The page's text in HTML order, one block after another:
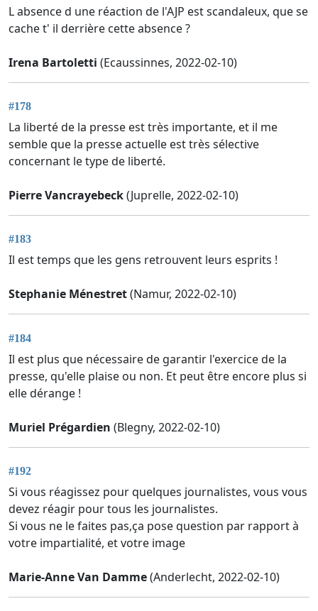
L absence d une réaction de l'AJP est scandaleux, que se
cache t' il derrière cette absence ?
Irena Bartoletti (Ecaussinnes, 2022-02-10)
#178
La liberté de la presse est très importante, et il me
semble que la presse actuelle est très sélective
concernant le type de liberté.
Pierre Vancrayebeck(Juprelle, 2022-02-10)
#183
Il est temps que les gens retrouvent leurs esprits !
Stephanie Ménestret(Namur, 2022-02-10)
#184
Il est plus que nécessaire de garantir l'exercice de la
presse, qu'elle plaise ou non. Et peut être encore plus si
elle dérange !
Muriel Prégardien (Blegny, 2022-02-10)
#192
Si vous réagissez pour quelques journalistes, vous vous
devez réagir pour tous les journalistes.
Si vous ne le faites pas,ça pose question par rapport à
votre impartialité, et votre image
Marie-Anne Van Damme(Anderlecht, 2022-02-10)